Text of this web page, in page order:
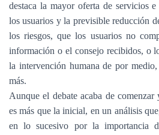
destaca la mayor oferta de servicios
los usuarios y la previsible reducción
los riesgos, que los usuarios no
información o el consejo recibidos, o
la intervención humana de por
más.
Aunque el debate acaba de
es más que la inicial, en un análisis
en lo sucesivo por la importancia